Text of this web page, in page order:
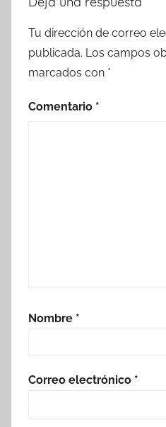
Tu dirección de correo
publicada. Los campos
marcados con *
Comentario *
Nombre *
Correo electrónico *